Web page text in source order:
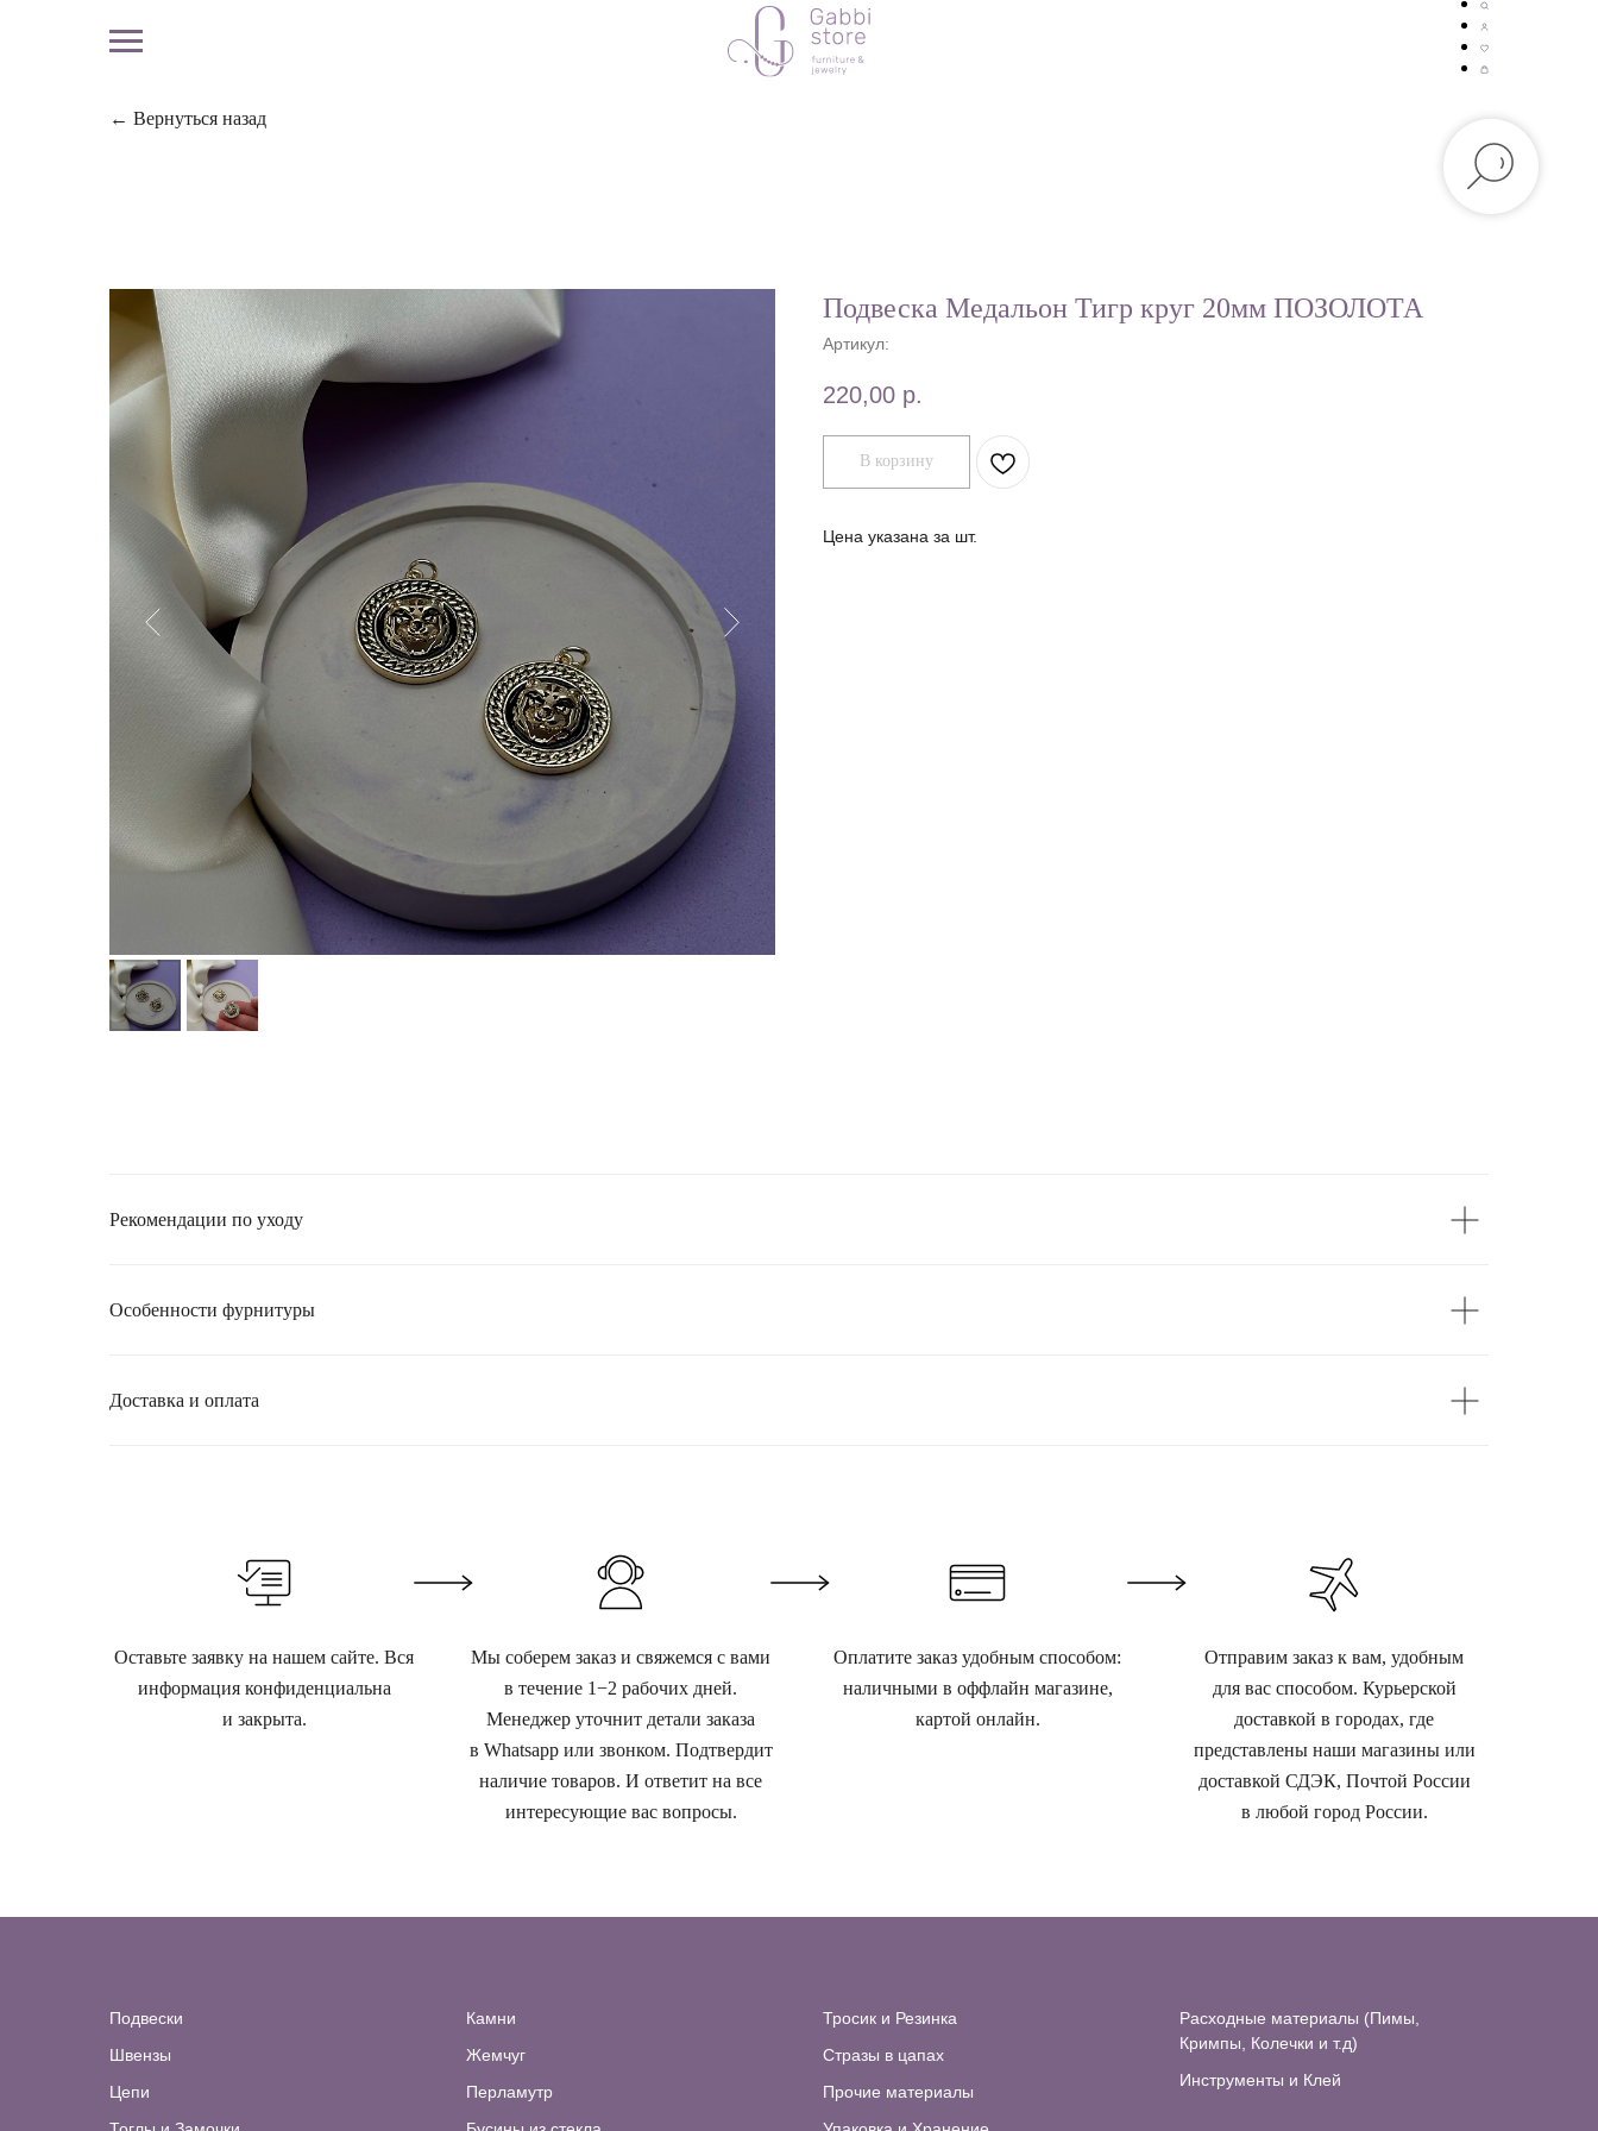
← Вернуться назад
Подвеска Медальон Тигр круг 20мм ПОЗОЛОТА
Артикул:
220,00 р.
В корзину
Цена указана за шт.
Рекомендации по уходу
Особенности фурнитуры
Доставка и оплата
Оставьте заявку на нашем сайте. Вся
информация конфиденциальна
и закрыта.
Мы соберем заказ и свяжемся с вами
в течение 1−2 рабочих дней.
Менеджер уточнит детали заказа
в Whatsapp или звонком. Подтвердит
наличие товаров. И ответит на все
интересующие вас вопросы.
Оплатите заказ удобным способом:
наличными в оффлайн магазине,
картой онлайн.
Отправим заказ к вам, удобным
для вас способом. Курьерской
доставкой в городах, где
представлены наши магазины или
доставкой СДЭК, Почтой России
в любой город России.
Подвески
Швензы
Цепи
Камни
Жемчуг
Перламутр
Тросик и Резинка
Стразы в цапах
Прочие материалы
Расходные материалы (Пимы,
Кримпы, Колечки и т.д)
Инструменты и Клей